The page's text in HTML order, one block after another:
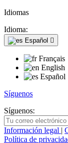
Idiomas
Idioma:
Español 
Français
English
Español
Síguenos
Síguenos:
Información legal |
Política de